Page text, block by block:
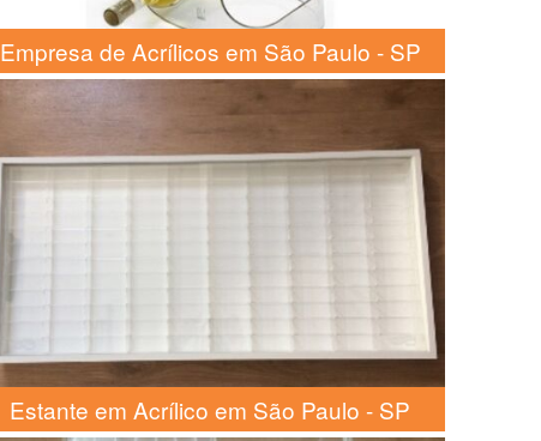
Empresa de Acrílicos em São Paulo - SP
Estante em Acrílico em São Paulo - SP